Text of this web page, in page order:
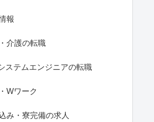
報
介護の転職
ステムエンジニアの転職
Wワーク
み・寮完備の求人